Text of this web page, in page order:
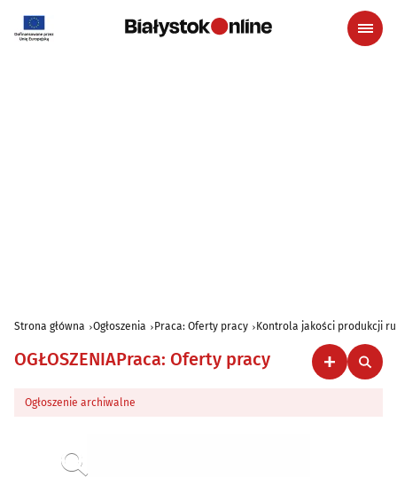
Strona główna Ogłoszenia Praca: Oferty pracy Kontrola jakości produkcji
OGŁOSZENIAPraca: Oferty pracy
Ogłoszenie archiwalne